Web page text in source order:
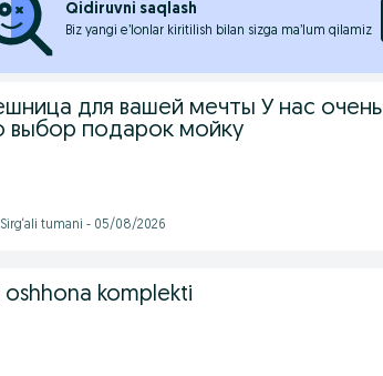
Qidiruvni saqlash
Biz yangi e’lonlar kiritilish bilan sizga ma’lum qilamiz
для вашей мечты У нас очень
выбор подарок мойку
Sirg‘ali tumani - 05/08/2026
oshhona komplekti